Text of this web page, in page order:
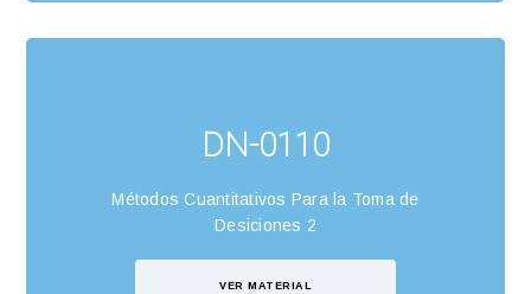
DN-0110
Métodos Cuantitativos Para la Toma de
Desiciones 2
VER MATERIAL